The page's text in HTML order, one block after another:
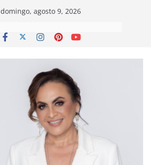
domingo, agosto 9, 2026